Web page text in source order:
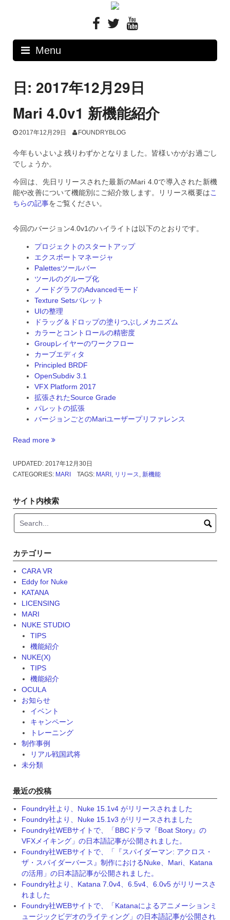
Menu
日: 2017年12月29日
Mari 4.0v1 新機能紹介
2017年12月29日 FOUNDRYBLOG
今年もいよいよ残りわずかとなりました。皆様いかがお過ごし
でしょうか。
今回は、先日リリースされた最新のMari 4.0で導入された新機
能や改善について機能別にご紹介致します。リリース概要はこ
ちらの記事をご覧ください。
今回のバージョン4.0v1のハイライトは以下のとおりです。
プロジェクトのスタートアップ
エクスポートマネージャ
Palettesツールバー
ツールのグループ化
ノードグラフのAdvancedモード
Texture Setsパレット
UIの整理
ドラッグ＆ドロップの塗りつぶしメカニズム
カラーとコントロールの精密度
Groupレイヤーのワークフロー
カーブエディタ
Principled BRDF
OpenSubdiv 3.1
VFX Platform 2017
拡張されたSource Grade
パレットの拡張
バージョンごとのMariユーザープリファレンス
Read more “Mari
新
機
介”
UPDATED: 2017年12月30日
CATEGORIES: MARI TAGS: MARI, リリース 新機能
サイト内検索
カテゴリー
CARA VR
Eddy for Nuke
KATANA
LICENSING
MARI
NUKE STUDIO
TIPS
機能紹介
NUKE(X)
TIPS
機能紹介
OCULA
お知らせ
イベント
キャンペーン
トレーニング
制作事例
リアル戦国武将
未分類
最近の投稿
Foundry社より、Nuke 15.1v4 がリリースされました
Foundry社より、Nuke 15.1v3 がリリースされました
Foundry社WEBサイトで、「BBCドラマ『Boat Story』の
VFXメイキング」の日本語記事が公開されました。
Foundry社WEBサイトで、「『スパイダーマン: アクロス・
ザ・スパイダーバース』制作におけるNuke、Mari、Katana
の活用」の日本語記事が公開されました。
Foundry社より、Katana 7.0v4、6.5v4、6.0v5 がリリースさ
れました
Foundry社WEBサイトで、「Katanaによるアニメーションミ
ュージックビデオのライティング」の日本語記事が公開され